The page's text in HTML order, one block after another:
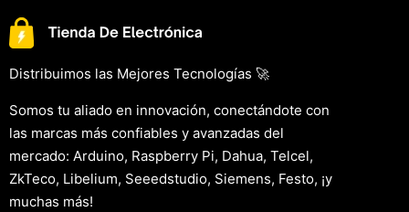
Distribuimos las Mejores Tecnologías 🚀
Somos tu aliado en innovación, conectándote con
las marcas más confiables y avanzadas del
mercado: Arduino, Raspberry Pi, Dahua, Telcel,
ZkTeco, Libelium, Seeedstudio, Siemens, Festo, ¡y
muchas más!